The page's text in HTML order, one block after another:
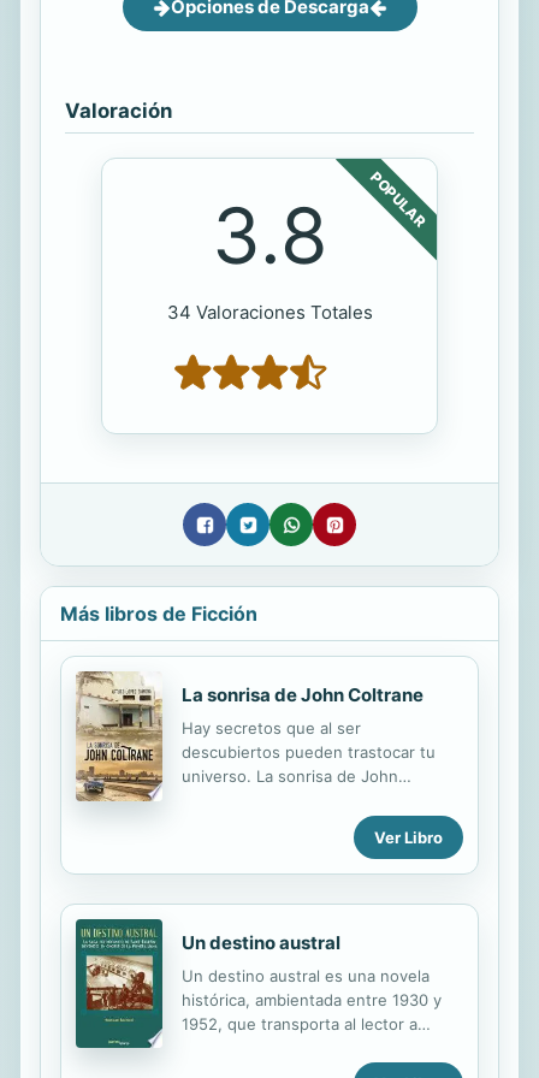
Opciones de Descarga
Valoración
POPULAR
3.8
34 Valoraciones Totales
Más libros de Ficción
La sonrisa de John Coltrane
Hay secretos que al ser
descubiertos pueden trastocar tu
universo. La sonrisa de John
personajes singulares. Hugo, un
muchacho superficial y sin
demasiadas miras que trabaja en el
gobierno cubano en la isla caribeña
tras más de treinta años de
prohibición. Y Paola, una clienta
ocasional a la que Hugo conoce en
posteriormente una relación amorosa
Ver Libro
Un destino austral
Un destino austral es una novela
histórica, ambientada entre 1930 y
1952, que transporta al lector a
cual Antoine de Saint-Exupéry es